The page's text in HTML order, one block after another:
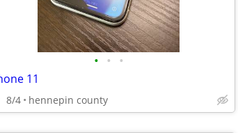
• • •
11
8/4 hennepin county